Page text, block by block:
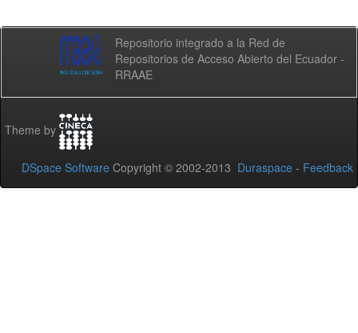
Repositorio integrado a la Red de
Repositorios de Acceso Abierto del Ecuador -
RRAAE
Theme by
DSpace Software Copyright © 2002-2013 Duraspace - Feedback